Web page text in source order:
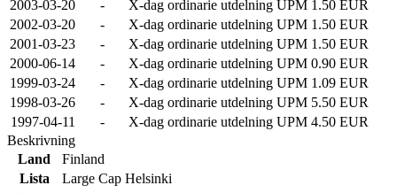
2003-03-20
-
X-dag ordinarie utdelning UPM 1.50 EUR
2002-03-20
-
X-dag ordinarie utdelning UPM 1.50 EUR
2001-03-23
-
X-dag ordinarie utdelning UPM 1.50 EUR
2000-06-14
-
X-dag ordinarie utdelning UPM 0.90 EUR
1999-03-24
-
X-dag ordinarie utdelning UPM 1.09 EUR
1998-03-26
-
X-dag ordinarie utdelning UPM 5.50 EUR
1997-04-11
-
X-dag ordinarie utdelning UPM 4.50 EUR
Beskrivning
Land
Finland
Lista
Large Cap Helsinki